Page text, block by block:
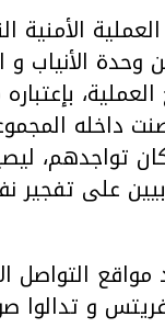
الأمنية
الأنياب و
داخله
تواجدهم،
على تفجير
التواصل
و تدالوا